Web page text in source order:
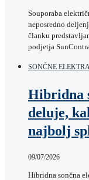
Souporaba
neposredno
članku
podjetja
SONČNE
Hibridna
deluje,
najbolj
09/07/2026
Hibridna sončna